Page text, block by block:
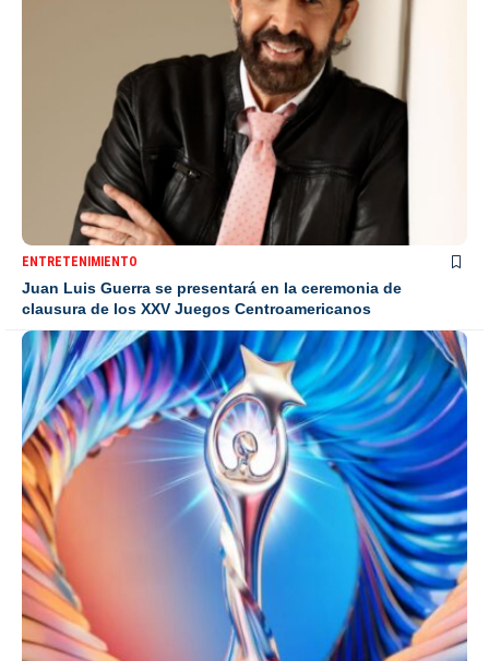
ENTRETENIMIENTO
Juan Luis Guerra se presentará en la ceremonia de
clausura de los XXV Juegos Centroamericanos